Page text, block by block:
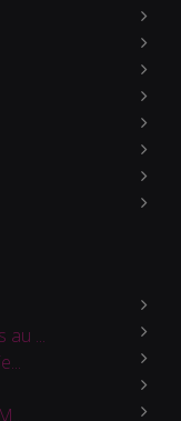
au ...